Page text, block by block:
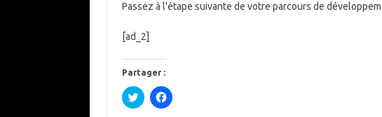
Passez à l'étape suivante de votre parcours de
[ad_2]
Partager :
C
l
C
l